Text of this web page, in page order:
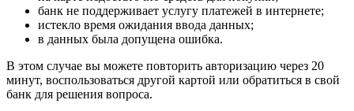
банк не поддерживает услугу платежей в интернете;
истекло время ожидания ввода данных;
в данных была допущена ошибка.
В этом случае вы можете повторить авторизацию через 20
минут, воспользоваться другой картой или обратиться в свой
банк для решения вопроса.